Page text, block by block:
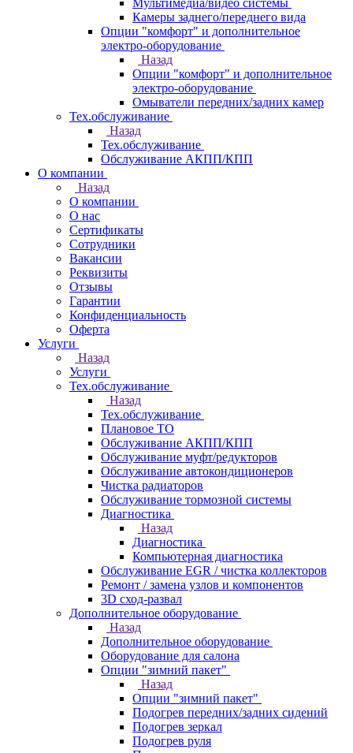
Мультимедиа/видео системы
Камеры заднего/переднего вида
Опции "комфорт" и дополнительное
электро-оборудование
Назад
Опции "комфорт" и дополнительное
электро-оборудование
Омыватели передних/задних камер
Тех.обслуживание
Назад
Тех.обслуживание
Обслуживание АКПП/КПП
О компании
Назад
О компании
О нас
Сертификаты
Сотрудники
Вакансии
Реквизиты
Отзывы
Гарантии
Конфиденциальность
Оферта
Услуги
Назад
Услуги
Тех.обслуживание
Назад
Тех.обслуживание
Плановое ТО
Обслуживание АКПП/КПП
Обслуживание муфт/редукторов
Обслуживание автокондиционеров
Чистка радиаторов
Обслуживание тормозной системы
Диагностика
Назад
Диагностика
Компьютерная диагностика
Обслуживание EGR / чистка коллекторов
Ремонт / замена узлов и компонентов
3D сход-развал
Дополнительное оборудование
Назад
Дополнительное оборудование
Оборудование для салона
Опции "зимний пакет"
Назад
Опции "зимний пакет"
Подогрев передних/задних сидений
Подогрев зеркал
Подогрев руля